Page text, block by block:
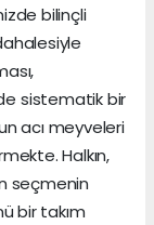
bilinçli
sistematik bir
acı meyveleri
Halkın,
seçmenin
bir takım